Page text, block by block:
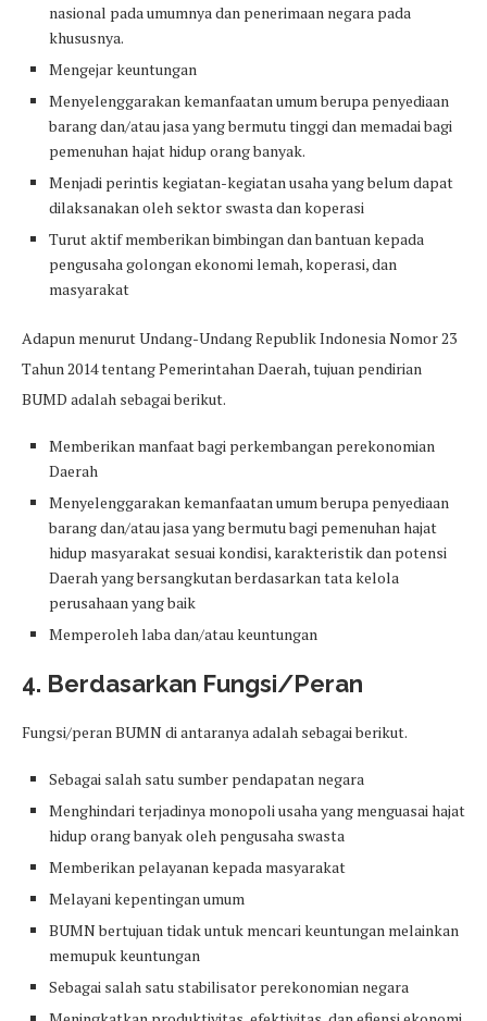
nasional pada umumnya dan penerimaan negara pada
khususnya.
Mengejar keuntungan
Menyelenggarakan kemanfaatan umum berupa penyediaan
barang dan/atau jasa yang bermutu tinggi dan memadai bagi
pemenuhan hajat hidup orang banyak.
Menjadi perintis kegiatan-kegiatan usaha yang belum dapat
dilaksanakan oleh sektor swasta dan koperasi
Turut aktif memberikan bimbingan dan bantuan kepada
pengusaha golongan ekonomi lemah, koperasi, dan
masyarakat
Adapun menurut Undang-Undang Republik Indonesia Nomor 23
Tahun 2014 tentang Pemerintahan Daerah, tujuan pendirian
BUMD adalah sebagai berikut.
Memberikan manfaat bagi perkembangan perekonomian
Daerah
Menyelenggarakan kemanfaatan umum berupa penyediaan
barang dan/atau jasa yang bermutu bagi pemenuhan hajat
hidup masyarakat sesuai kondisi, karakteristik dan potensi
Daerah yang bersangkutan berdasarkan tata kelola
perusahaan yang baik
Memperoleh laba dan/atau keuntungan
4. Berdasarkan Fungsi/Peran
Fungsi/peran BUMN di antaranya adalah sebagai berikut.
Sebagai salah satu sumber pendapatan negara
Menghindari terjadinya monopoli usaha yang menguasai hajat
hidup orang banyak oleh pengusaha swasta
Memberikan pelayanan kepada masyarakat
Melayani kepentingan umum
BUMN bertujuan tidak untuk mencari keuntungan melainkan
memupuk keuntungan
Sebagai salah satu stabilisator perekonomian negara